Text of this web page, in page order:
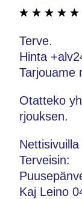
Terve.
Hinta
Tarjouame
Otatteko
rjouksen.
Terveisin:
Kaj Leino